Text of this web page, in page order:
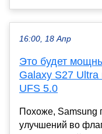
16:00, 18 Апр
Это будет
Galaxy S27
UFS 5.0
Похоже, Samsung
улучшений во